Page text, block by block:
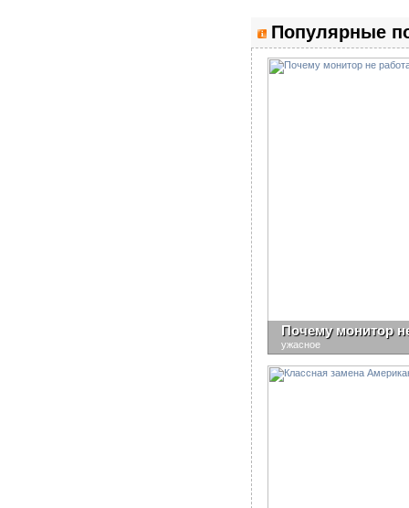
Популярные
Почему монитор
ужасное